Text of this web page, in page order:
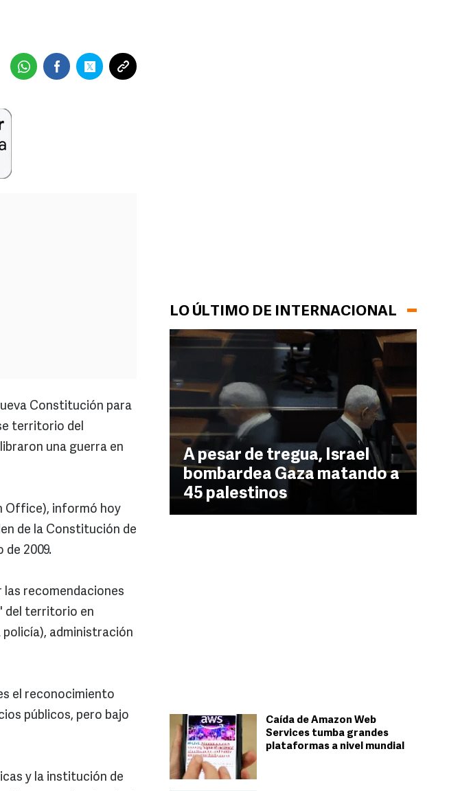
LO ÚLTIMO DE INTERNACIONAL
A pesar de tregua, Israel
bombardea Gaza matando a
45 palestinos
Caída de Amazon Web
Services tumba grandes
plataformas a nivel mundial
Constitución para
territorio del
una guerra en
Office), informó hoy
de la Constitución de
de 2009.
recomendaciones
del territorio en
administración
el reconocimiento
públicos, pero bajo
y la institución de